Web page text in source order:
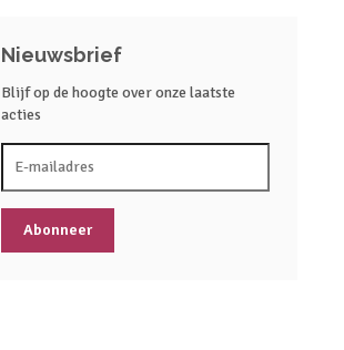
Nieuwsbrief
Blijf op de hoogte over onze laatste
acties
Abonneer